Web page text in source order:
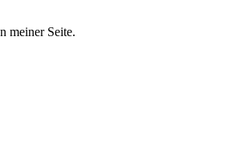
meiner Seite.